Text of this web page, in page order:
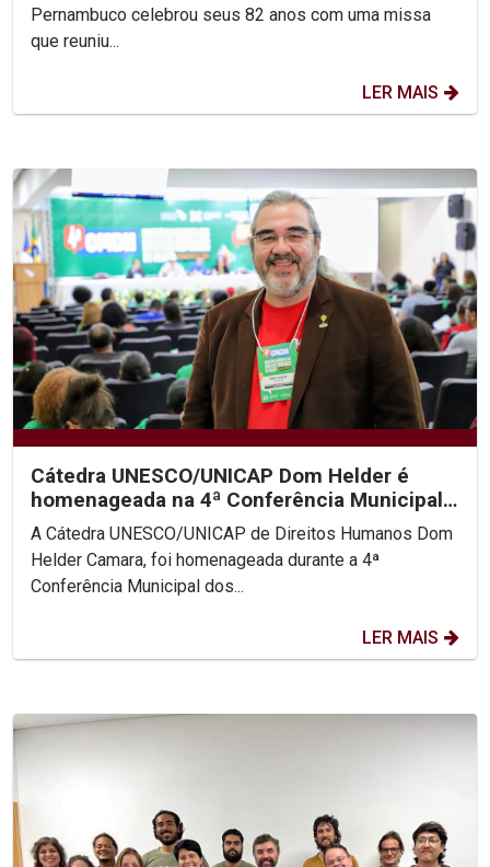
Pernambuco celebrou seus 82 anos com uma missa
que reuniu...
LER MAIS
Cátedra UNESCO/UNICAP Dom Helder é
homenageada na 4ª Conferência Municipal
de Direitos Humanos do...
A Cátedra UNESCO/UNICAP de Direitos Humanos Dom
Helder Camara, foi homenageada durante a 4ª
Conferência Municipal dos...
LER MAIS